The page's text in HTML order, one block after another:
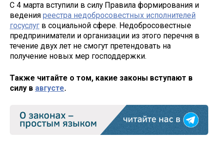
С 4 марта вступили в силу Правила формирования и
ведения реестра недобросовестных исполнителей
госуслуг в социальной сфере. Недобросовестные
предприниматели и организации из этого перечня в
течение двух лет не смогут претендовать на
получение новых мер господдержки.
Также читайте о том, какие законы вступают в
силу в августе.